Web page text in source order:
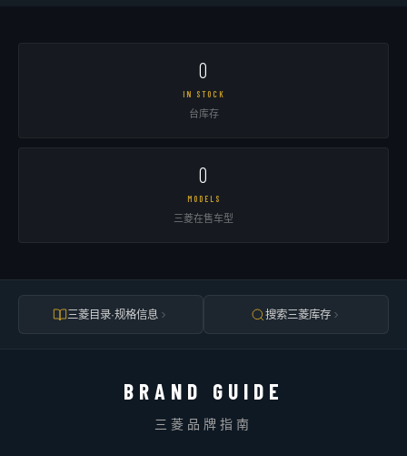
0
IN STOCK
台库存
0
MODELS
三菱在售车型
三菱目录·规格信息 搜索三菱库存
BRAND GUIDE
三菱品牌指南